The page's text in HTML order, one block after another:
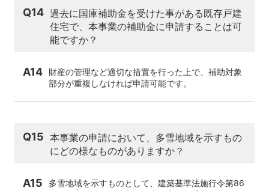
Q14 過去に国庫補助金を受けた事がある既存戸建
住宅で、本事業の補助金に申請することは可
能ですか？
A14
財産の管理など適切な措置を行った上で、補助対象
部分が重複しなければ申請可能です。
Q15 本事業の申請において、多雪地域を示すもの
にどの様なものがありますか？
A15
多雪地域を示すものとして、建築基準法施行令第86